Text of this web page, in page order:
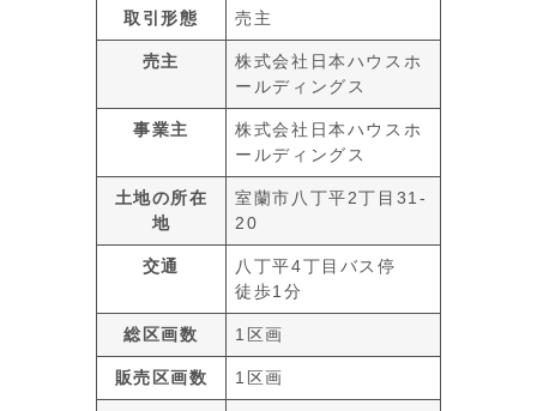
取引形態 売主
売主
株式会社日本ハウスホ
ールディングス
事業主
株式会社日本ハウスホ
ールディングス
土地の所在
地
室蘭市八丁平2丁目31-
20
交通
八丁平4丁目バス停
徒歩1分
総区画数 1区画
販売区画数 1区画